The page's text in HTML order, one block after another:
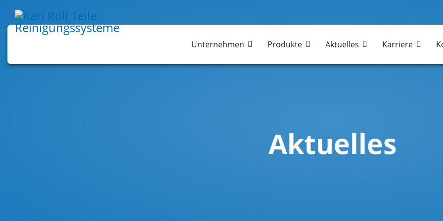
Unternehmen Produkte Aktuelles Karriere
Aktuelles